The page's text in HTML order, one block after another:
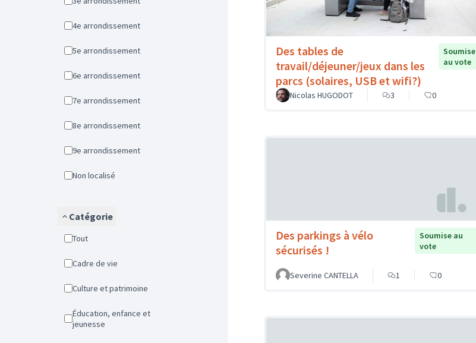
4e arrondissement
5e arrondissement
6e arrondissement
7e arrondissement
8e arrondissement
9e arrondissement
Non localisé
Catégorie
Tout
Cadre de vie
Culture et patrimoine
Éducation, enfance et
jeunesse
Des tables de
travail/déjeuner/jeux dans les
parcs (solaires, USB et wifi?)
Soumise
au vote
Nicolas HUGODOT 3 0
Des parkings à vélo
sécurisés !
Soumise au
vote
Severine CANTELLA 1 0